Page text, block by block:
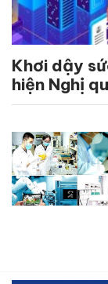
Khơi dậy
hiện Nghị